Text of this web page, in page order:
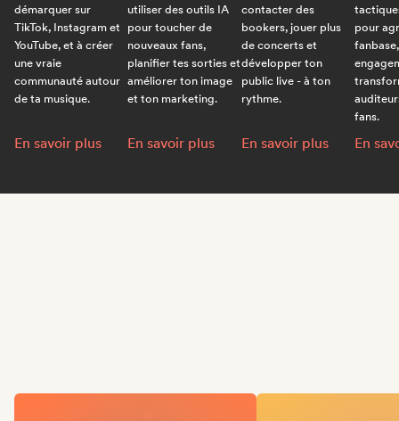
démarquer sur
TikTok, Instagram et
YouTube, et à créer
une vraie
communauté autour
de ta musique.
Développe-toi sur les réseaux sociaux:
En savoir plus
utiliser des outils IA
pour toucher de
nouveaux fans,
planifier tes sorties et
améliorer ton image
et ton marketing.
Fais la promo de ta musique avec l’IA:
En savoir plus
contacter des
bookers, jouer plus
de concerts et
développer ton
public live - à ton
rythme.
Trouve des concerts
En savoir plus
pour
fans.
10
En